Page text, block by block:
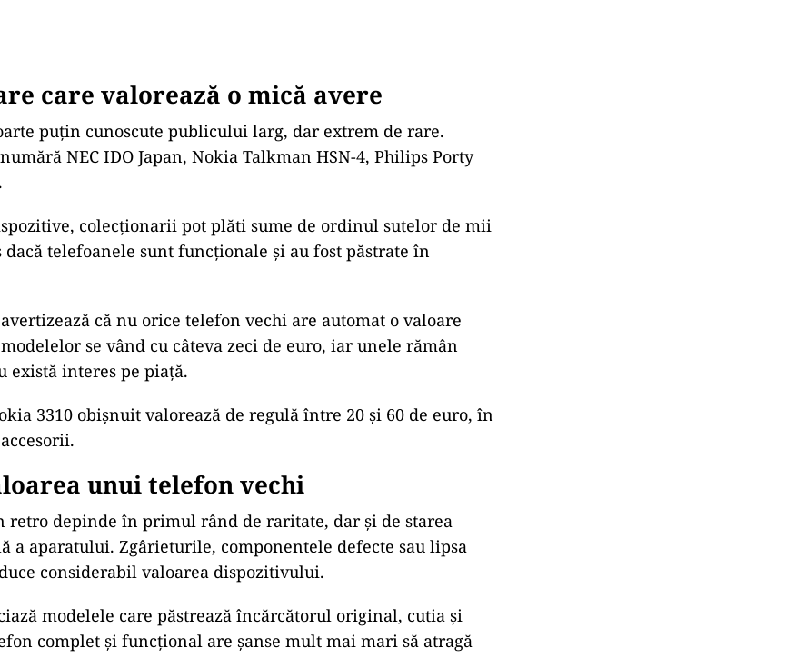
care valorează o mică avere
puțin cunoscute publicului larg, dar extrem de rare.
NEC IDO Japan, Nokia Talkman HSN-4, Philips Porty
colecționarii pot plăti sume de ordinul sutelor de mii
telefoanele sunt funcționale și au fost păstrate în
că nu orice telefon vechi are automat o valoare
se vând cu câteva zeci de euro, iar unele rămân
există interes pe piață.
3310 obișnuit valorează de regulă între 20 și 60 de euro, în
unui telefon vechi
retro depinde în primul rând de raritate, dar și de starea
a aparatului. Zgârieturile, componentele defecte sau lipsa
considerabil valoarea dispozitivului.
modelele care păstrează încărcătorul original, cutia și
complet și funcțional are șanse mult mai mari să atragă